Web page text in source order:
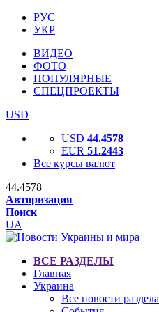
РУС
УКР
ВИДЕО
ФОТО
ПОПУЛЯРНЫЕ
СПЕЦПРОЕКТЫ
USD
USD 44.4578
EUR 51.2443
Все курсы валют
44.4578
Авторизация
Поиск
UA
ВСЕ РАЗДЕЛЫ
Главная
Украина
Все новости раздела